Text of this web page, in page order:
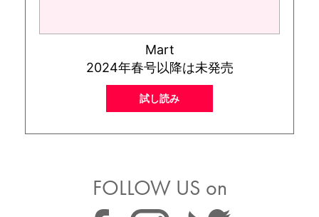
Mart
2024年春号以降は未発売
試し読み
FOLLOW US on